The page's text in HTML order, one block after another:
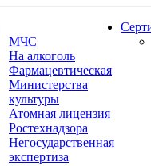
МЧС
На алкоголь
Фармацевтическая
Министерства
культуры
Атомная лицензия
Ростехнадзора
Негосударственная
экспертиза